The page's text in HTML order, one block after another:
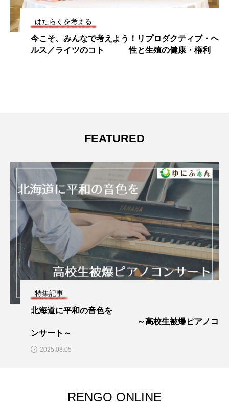
はたらくを考える
今こそ、みんなで考えよう！リプロダクティブ・ヘ
ルス／ライツのコト 性と生殖の健康・権利
FEATURED
特集記事
北海道に平和の音色を
～高校生被爆ピアノコ
ンサート～
2025.08.05
RENGO ONLINE